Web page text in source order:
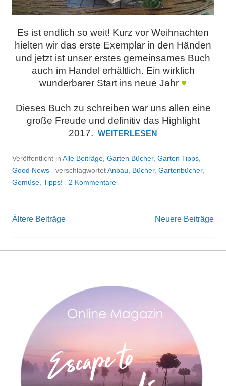
Es ist endlich so weit! Kurz vor Weihnachten
hielten wir das erste Exemplar in den Händen
und jetzt ist unser erstes gemeinsames Buch
auch im Handel erhältlich. Ein wirklich
wunderbarer Start ins neue Jahr ♥
Dieses Buch zu schreiben war uns allen eine
große Freude und definitiv das Highlight
2017. UNSER
BUCH!
„VERTIKALES
GEMÜSE“
WEITERLESEN
Veröffentlicht in Alle Beiträge Garten Bücher, Garten Tipps
Good News
verschlagwortetAnbau Bücher, Gartenbücher,
Gemüse Tipps! 2 Kommentare
Beitrags-
Navigation
Ältere Beiträge Neuere Beiträge